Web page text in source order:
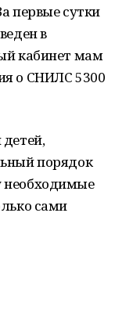
первые сутки
в
кабинет мам
о СНИЛС 5300
порядок
необходимые
сами